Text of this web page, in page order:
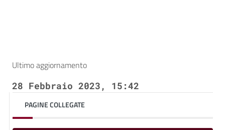
Ultimo aggiornamento
28 Febbraio 2023, 15:42
PAGINE COLLEGATE